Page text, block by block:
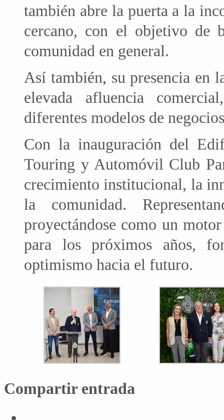
también abre la puerta a la
cercano, con el objetivo de
comunidad en general.
Así también, su presencia en
elevada afluencia
diferentes modelos de
Con la inauguración del
Touring y Automóvil Club
crecimiento institucional, la
la comunidad.
proyectándose como un
para los próximos años,
optimismo hacia el futuro.
Compartir entrada